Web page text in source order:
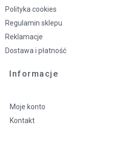
Polityka cookies
Regulamin sklepu
Reklamacje
Dostawa i płatność
Informacje
Moje konto
Kontakt